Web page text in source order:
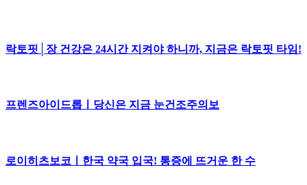
락토핏│장 건강은 24시간 지켜야 하니까, 지금은 락토핏 타임!
프렌즈아이드롭ㅣ당신은 지금 눈건조주의보
로이히츠보코ㅣ한국 약국 입국! 통증에 뜨거운 한 수